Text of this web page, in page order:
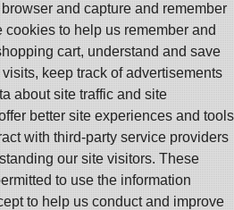
and capture and remember
to help us remember and
cart, understand and save
keep track of advertisements
about site traffic and site
better site experiences and tools
with third-party service providers
our site visitors. These
to use the information
to help us conduct and improve